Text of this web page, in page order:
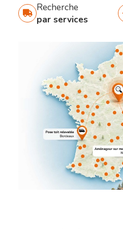
Recherche
par services